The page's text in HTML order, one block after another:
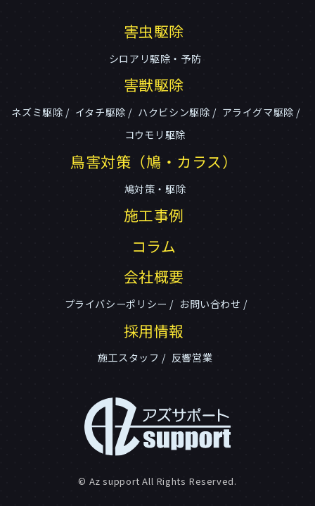
害虫駆除
シロアリ駆除・予防
害獣駆除
ネズミ駆除 イタチ駆除 ハクビシン駆除
アライグマ駆除
コウモリ駆除
鳥害対策（鳩・カラス）
鳩対策・駆除
施工事例
コラム
会社概要
プライバシーポリシー お問い合わせ
採用情報
施工スタッフ 反響営業
© Az support All Rights Reserved.